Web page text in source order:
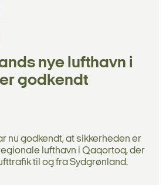
nye lufthavn i
godkendt
nu godkendt, at sikkerheden er
lufthavn i Qaqortoq, der
til og fra Sydgrønland.